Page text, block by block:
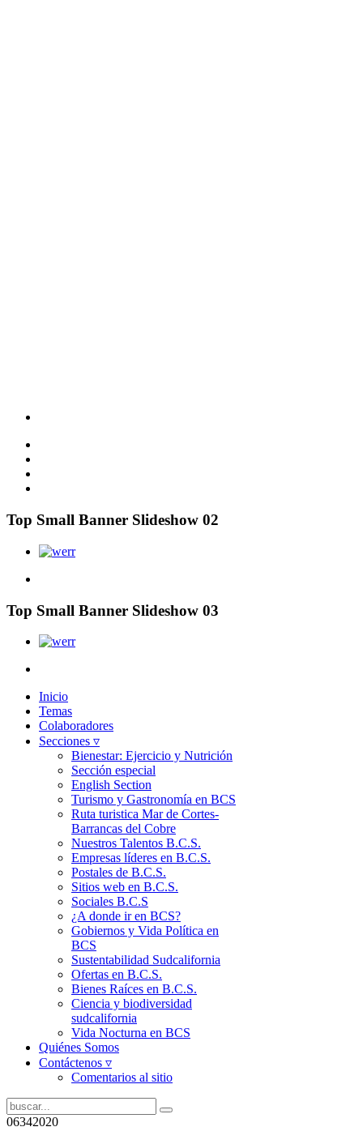
Top Small Banner Slideshow 02
Top Small Banner Slideshow 03
Inicio
Temas
Colaboradores
Secciones ▿
Bienestar: Ejercicio y Nutrición
Sección especial
English Section
Turismo y Gastronomía en BCS
Ruta turistica Mar de Cortes-
Barrancas del Cobre
Nuestros Talentos B.C.S.
Empresas líderes en B.C.S.
Postales de B.C.S.
Sitios web en B.C.S.
Sociales B.C.S
¿A donde ir en BCS?
Gobiernos y Vida Política en
BCS
Sustentabilidad Sudcalifornia
Ofertas en B.C.S.
Bienes Raíces en B.C.S.
Ciencia y biodiversidad
sudcalifornia
Vida Nocturna en BCS
Quiénes Somos
Contáctenos ▿
Comentarios al sitio
06342020